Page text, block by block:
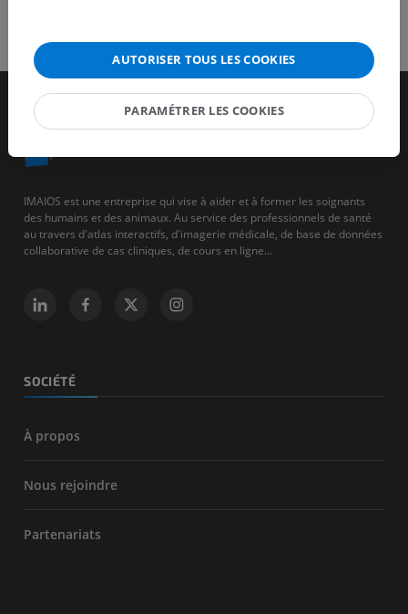
IMAIOS est une entreprise qui vise à aider et à former les soignants
des humains et des animaux. Au service des professionnels de santé
au travers d'atlas interactifs, d'imagerie médicale, de base de données
collaborative de cas cliniques, de cours en ligne...
SOCIÉTÉ
À propos
Nous rejoindre
Partenariats
AUTORISER TOUS LES COOKIES
PARAMÉTRER LES COOKIES